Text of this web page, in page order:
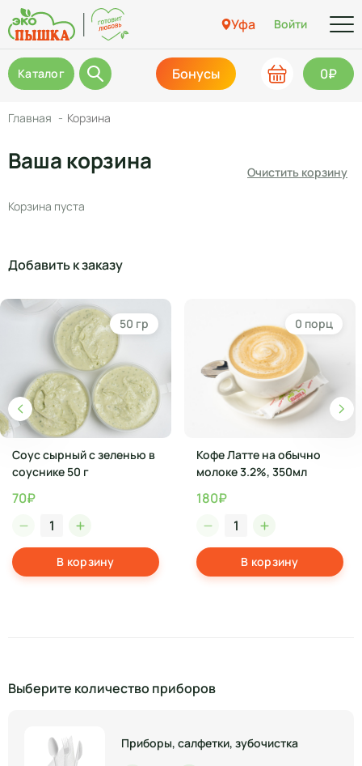
Уфа Войти
Каталог Бонусы 0₽
Главная Корзина
Ваша корзина Очистить корзину
Корзина пуста
Добавить к заказу
50 гр
Соус сырный с зеленью в
соуснике 50 г
70₽
В корзину
0 порц
Кофе Латте на обычно
молоке 3.2%, 350мл
180₽
В корзину
Выберите количество приборов
Приборы, салфетки, зубочистка